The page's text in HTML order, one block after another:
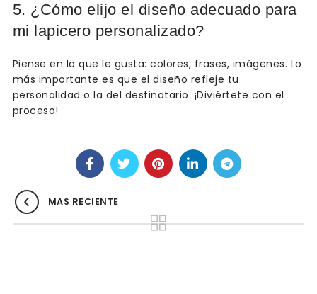
5. ¿Cómo elijo el diseño adecuado para
mi lapicero personalizado?
Piense en lo que le gusta: colores, frases, imágenes. Lo
más importante es que el diseño refleje tu
personalidad o la del destinatario. ¡Diviértete con el
proceso!
MAS RECIENTE